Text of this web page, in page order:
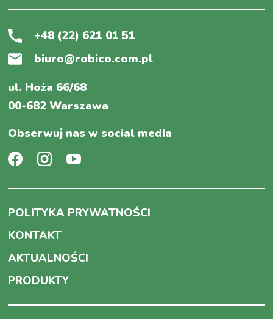
+48 (22) 621 01 51
biuro@robico.com.pl
ul. Hoża 66/68
00-682 Warszawa
Obserwuj nas w social media
POLITYKA PRYWATNOŚCI
KONTAKT
AKTUALNOŚCI
PRODUKTY